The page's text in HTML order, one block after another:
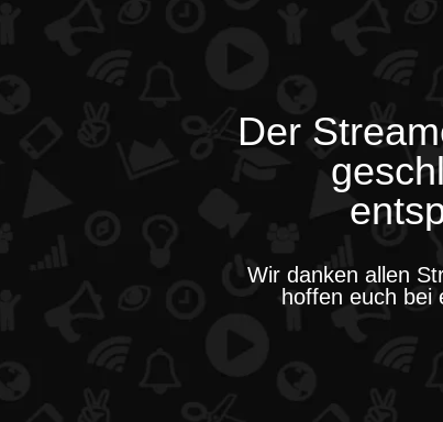
Der
Wir danken allen
hoffen euch bei